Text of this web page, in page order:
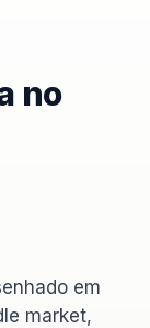
no
em
market,